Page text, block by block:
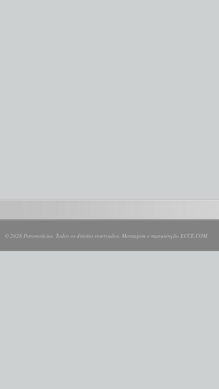
© 2026 Petronotícias. Todos os direitos reservados. Montagem e manutenção ECCE.COM.